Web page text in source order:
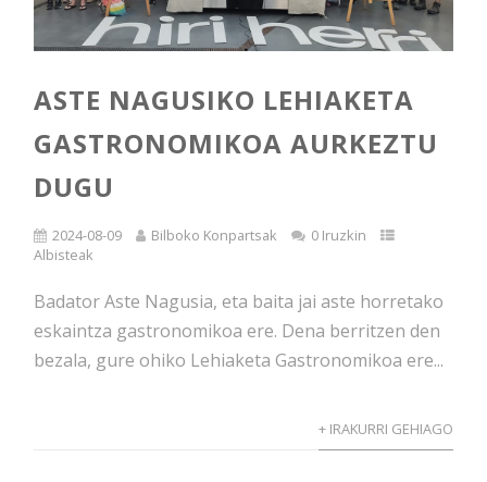
ASTE NAGUSIKO LEHIAKETA
GASTRONOMIKOA AURKEZTU
DUGU
2024-08-09 Bilboko Konpartsak
0 Iruzkin
Albisteak
Badator Aste Nagusia, eta baita jai aste horretako
eskaintza gastronomikoa ere. Dena berritzen den
bezala, gure ohiko Lehiaketa Gastronomikoa ere...
+ IRAKURRI GEHIAGO